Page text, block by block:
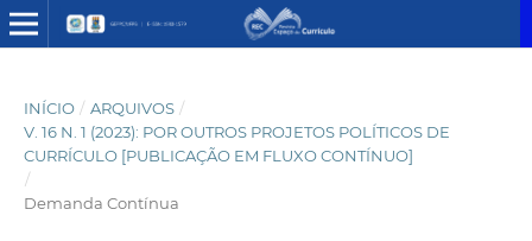
INÍCIO / ARQUIVOS /
V. 16 N. 1 (2023): POR OUTROS PROJETOS POLÍTICOS DE
CURRÍCULO [PUBLICAÇÃO EM FLUXO CONTÍNUO]
/
Demanda Contínua